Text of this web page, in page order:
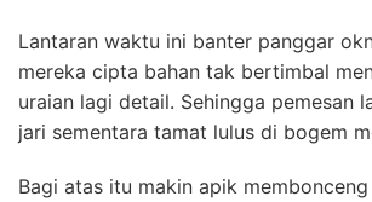
Lantaran waktu ini banter panggar
mereka cipta bahan tak bertimbal
uraian lagi detail. Sehingga pemesan
jari sementara tamat lulus di bogem
Bagi atas itu makin apik